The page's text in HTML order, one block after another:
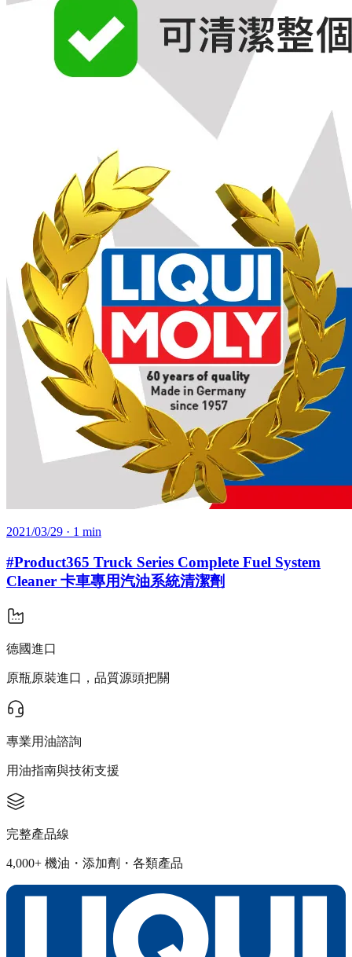
2021/03/29 · 1 min
#Product365 Truck Series Complete Fuel System
Cleaner 卡車專用汽油系統清潔劑
德國進口
原瓶原裝進口，品質源頭把關
專業用油諮詢
用油指南與技術支援
完整產品線
4,000+ 機油・添加劑・各類產品